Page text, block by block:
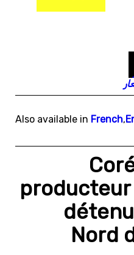
Also available in French,
Nord